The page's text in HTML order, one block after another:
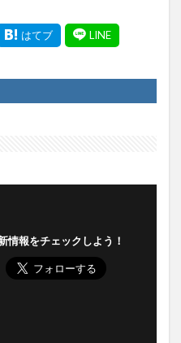
情報をチェックしよう！